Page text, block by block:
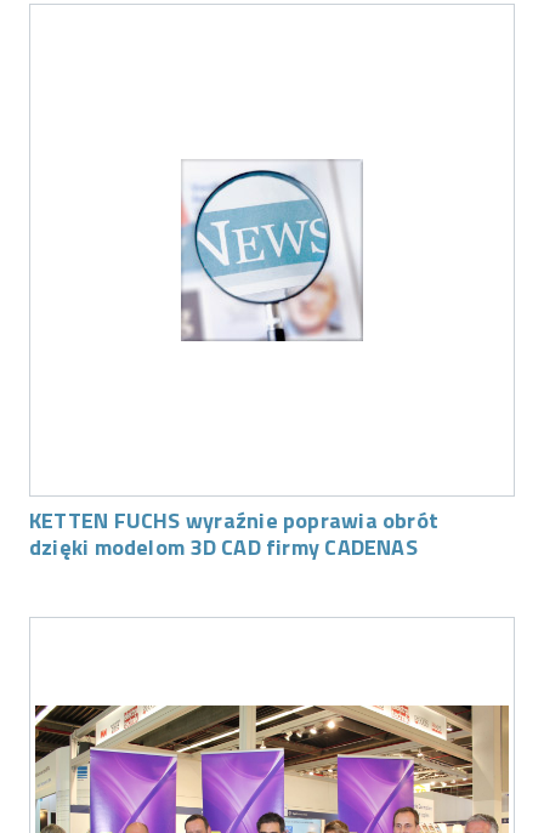
KETTEN FUCHS wyraźnie poprawia obrót
dzięki modelom 3D CAD firmy CADENAS